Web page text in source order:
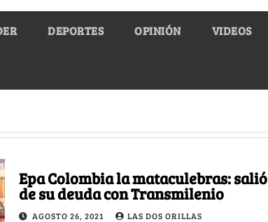
DEPORTES OPINIÓN VIDEOS
Epa Colombia la mataculebras: salió
de su deuda con Transmilenio
AGOSTO 26, 2021 LAS DOS ORILLAS